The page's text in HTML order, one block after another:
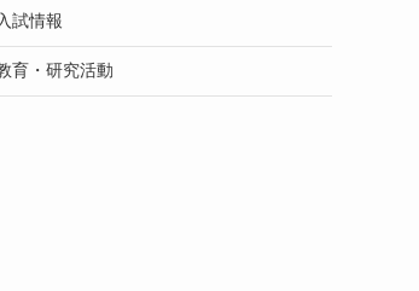
入試情報
育・研究活動